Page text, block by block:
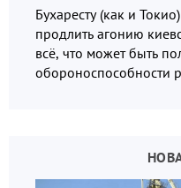
Бухаресту (как и
продлить агонию
всё, что может быть
обороноспособности